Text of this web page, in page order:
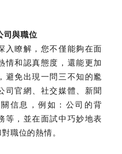
司與職位
入瞭解，您不僅能夠在面
情和認真態度，還能更加
避免出現一問三不知的尷
司官網、社交媒體、新聞
信息，例如：公司的背
等，並在面試中巧妙地表
職位的熱情。